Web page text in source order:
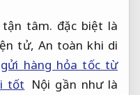
tận tâm. đặc biệt là
tử, An toàn khi di
gửi hàng hỏa tốc từ
tốt Nội gần như là